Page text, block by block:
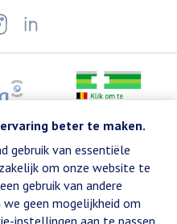
beter te maken.
gebruik van essentiële
om onze website te
gebruik van andere
geen mogelijkheid om
instellingen aan te passen.